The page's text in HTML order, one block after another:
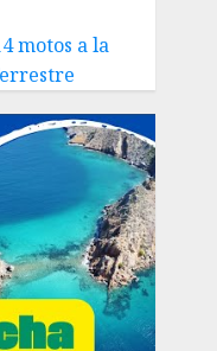
motos a la